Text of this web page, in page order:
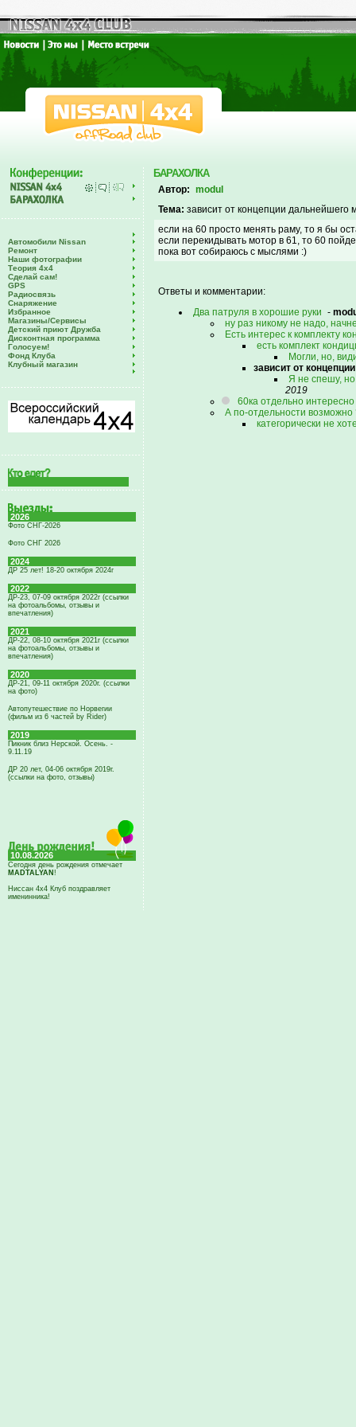
Автомобили Nissan
Ремонт
Наши фотографии
Теория 4х4
Сделай сам!
GPS
Радиосвязь
Снаряжение
Избранное
Магазины/Сервисы
Детский приют Дружба
Дисконтная программа
Голосуем!
Фонд Клуба
Клубный магазин
2026
Фото СНГ-2026
Фото СНГ 2026
2024
ДР 25 лет! 18-20 октября 2024г
2022
ДР-23, 07-09 октября 2022г (ссылки
на фотоальбомы, отзывы и
впечатления)
2021
ДР-22, 08-10 октября 2021г (ссылки
на фотоальбомы, отзывы и
впечатления)
2020
ДР-21, 09-11 октября 2020г. (ссылки
на фото)
Автопутешествие по Норвегии
(фильм из 6 частей by Rider)
2019
Пикник близ Нерской. Осень. -
9.11.19
ДР 20 лет, 04-06 октября 2019г.
(ссылки на фото, отзывы)
10.08.2026
Сегодня день рождения отмечает
MADTALYAN !
Ниссан 4х4 Клуб поздравляет
именинника!
БАРАХОЛКА
Автор: modul
Тема: зависит от концепции дальнейшего
если на 60 просто менять раму, то я бы
если перекидывать мотор в 61, то 60
пока вот собираюсь с мыслями :)
Ответы и комментарии:
Два патруля в хорошие руки -
ну раз никому не надо,
Есть интерес к комплекту
есть комплект
Могли, но,
зависит от
Я не спешу,
2019
60ка отдельно
А по-отдельности возможно
категорически не